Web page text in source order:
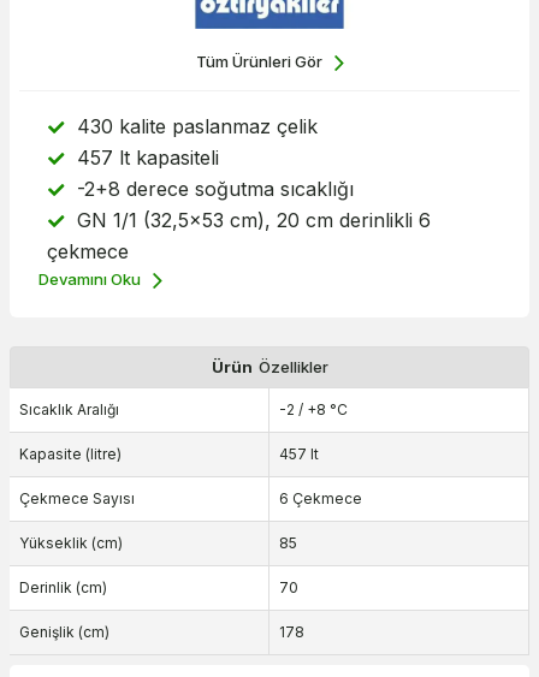
Tüm Ürünleri Gör
430 kalite paslanmaz çelik
457 lt kapasiteli
-2+8 derece soğutma sıcaklığı
GN 1/1 (32,5x53 cm), 20 cm derinlikli 6
çekmece
Devamını Oku
Ürün Özellikler
Sıcaklık Aralığı -2 / +8 °C
Kapasite (litre) 457 lt
Çekmece Sayısı 6 Çekmece
Yükseklik (cm) 85
Derinlik (cm) 70
Genişlik (cm) 178